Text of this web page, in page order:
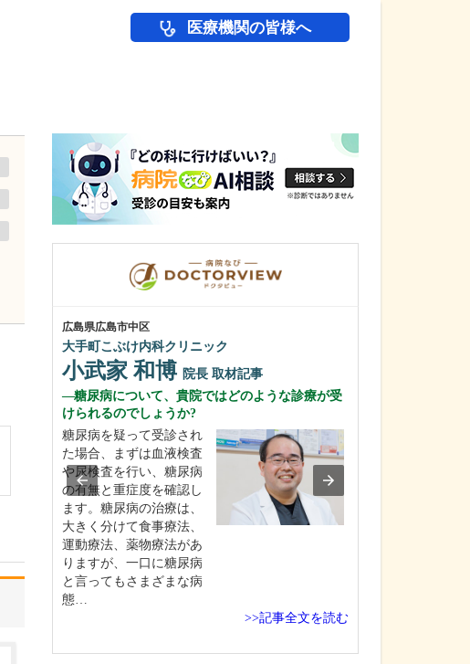
医療機関の皆様へ
広島県広島市中区
大手町こぶけ内科クリニック
小武家 和博 院長 取材記事
糖尿病について、貴院ではどのような診療が受
けられるのでしょうか?
糖尿病を疑って受診され
た場合、まずは血液検査
や尿検査を行い、糖尿病
の有無と重症度を確認し
ます。糖尿病の治療は、
大きく分けて食事療法、
運動療法、薬物療法があ
りますが、一口に糖尿病
と言ってもさまざまな病
態…
>>記事全文を読む